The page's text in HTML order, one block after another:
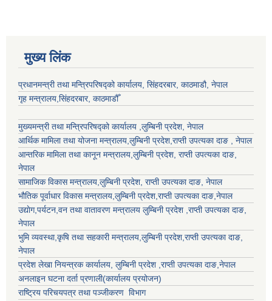
मुख्य लिंक
प्रधानमन्त्री तथा मन्त्रिपरिषद्को कार्यालय, सिंहदरबार, काठमाडौ, नेपाल
गृह मन्त्रालय,सिंहदरबार, काठमाडौँ
मुख्यमन्त्री तथा मन्त्रिपरिषद्को कार्यालय ,लुम्बिनी प्रदेश, नेपाल
आर्थिक मामिला तथा योजना मन्त्रालय,लुम्बिनी प्रदेश,राप्ती उपत्यका दाङ , नेपाल
आन्तरिक मामिला तथा कानून मन्त्रालय,लुम्बिनी प्रदेश, राप्ती उपत्यका दाङ,
नेपाल
सामाजिक विकास मन्त्रालय,लुम्बिनी प्रदेश, राप्ती उपत्यका दाङ, नेपाल
भौतिक पूर्वाधार विकास मन्त्रालय,लुम्बिनी प्रदेश,राप्ती उपत्यका दाङ,नेपाल
उद्याेग,पर्यटन,वन तथा वातावरण मन्त्रालय लुम्बिनी प्रदेश ,राप्ती उपत्यका दाङ,
नेपाल
भुमि व्यवस्था,कृषि तथा सहकारी मन्त्रालय,लुम्बिनी प्रदेश,राप्ती उपत्यका दाङ,
नेपाल
प्रदेश लेखा नियन्त्रक कार्यालय, लुम्बिनी प्रदेश ,राप्ती उपत्यका दाङ,नेपाल
अनलाइन घटना दर्ता प्रणाली(कार्यालय प्रयोजन)
राष्ट्रिय परिचयपत्र तथा पञ्जीकरण विभाग